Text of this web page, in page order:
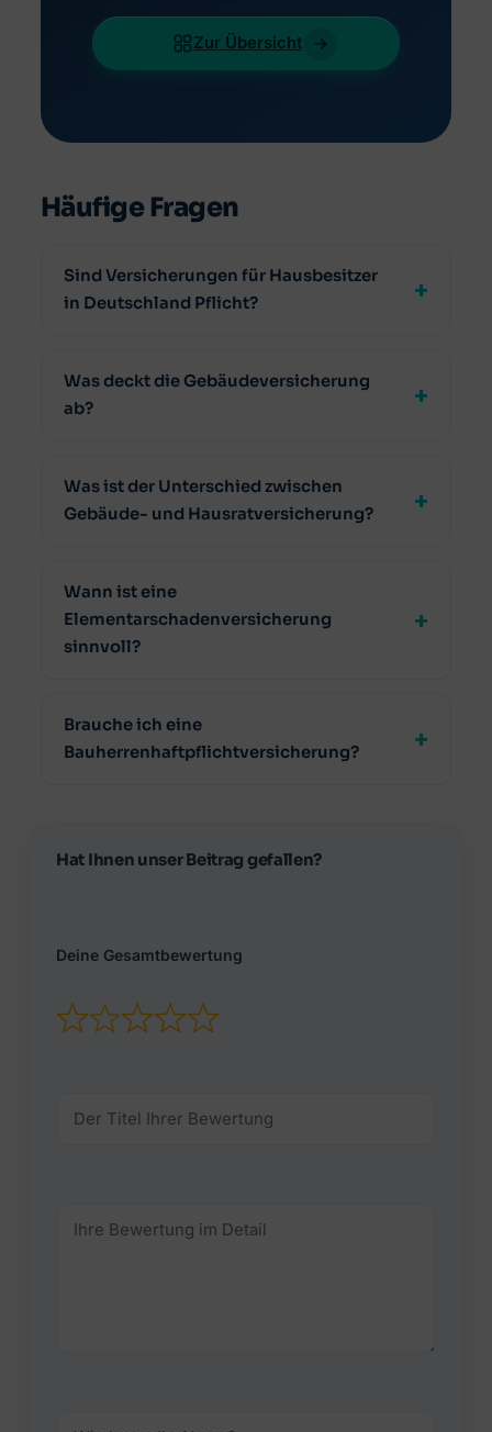
Zur Übersicht
Häufige Fragen
Sind Versicherungen für Hausbesitzer
in Deutschland Pflicht?
Was deckt die Gebäudeversicherung
ab?
Was ist der Unterschied zwischen
Gebäude- und Hausratversicherung?
Wann ist eine
Elementarschadenversicherung
sinnvoll?
Brauche ich eine
Bauherrenhaftpflichtversicherung?
Hat Ihnen unser Beitrag gefallen?
Deine Gesamtbewertung